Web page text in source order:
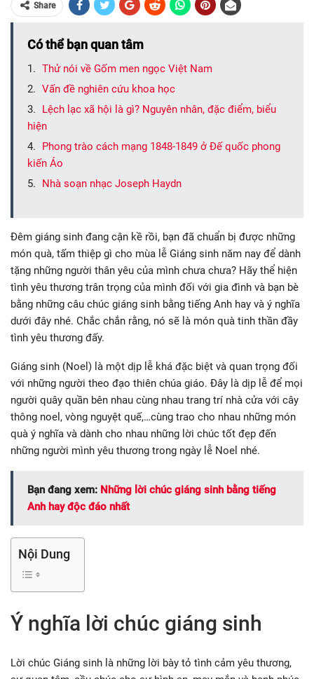
Share
Có thể bạn quan tâm
Thử nói về Gốm men ngọc Việt Nam
Vấn đề nghiên cứu khoa học
Lệch lạc xã hội là gì? Nguyên nhân, đặc điểm, biểu
hiện
Phong trào cách mạng 1848-1849 ở Đế quốc phong
kiến Áo
Nhà soạn nhạc Joseph Haydn
Đêm giáng sinh đang cận kề rồi, bạn đã chuẩn bị được những
món quà, tấm thiệp gì cho mùa lễ Giáng sinh năm nay để dành
tặng những người thân yêu của mình chưa chưa? Hãy thể hiện
tình yêu thương trân trọng của mình đối với gia đình và bạn bè
bằng những câu chúc giáng sinh bằng tiếng Anh hay và ý nghĩa
dưới đây nhé. Chắc chắn rằng, nó sẽ là món quà tinh thần đầy
tình yêu thương đấy.
Giáng sinh (Noel) là một dịp lễ khá đặc biệt và quan trọng đối
với những người theo đạo thiên chúa giáo. Đây là dịp lễ để mọi
người quây quần bên nhau cùng nhau trang trí nhà cửa với cây
thông noel, vòng nguyệt quế,…cùng trao cho nhau những món
quà ý nghĩa và dành cho nhau những lời chúc tốt đẹp đến
những người mình yêu thương trong ngày lễ Noel nhé.
Bạn đang xem: Những lời chúc giáng sinh bằng tiếng
Anh hay độc đáo nhất
Nội Dung
Ý nghĩa lời chúc giáng sinh
Lời chúc Giáng sinh là những lời bày tỏ tình cảm yêu thương,